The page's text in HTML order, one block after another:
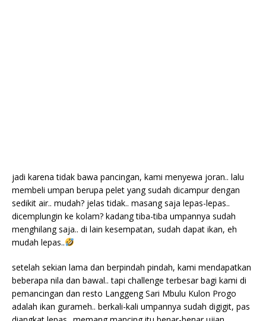
jadi karena tidak bawa pancingan, kami menyewa joran.. lalu
membeli umpan berupa pelet yang sudah dicampur dengan
sedikit air.. mudah? jelas tidak.. masang saja lepas-lepas..
dicemplungin ke kolam? kadang tiba-tiba umpannya sudah
menghilang saja.. di lain kesempatan, sudah dapat ikan, eh
mudah lepas..
setelah sekian lama dan berpindah pindah, kami mendapatkan
beberapa nila dan bawal.. tapi challenge terbesar bagi kami di
pemancingan dan resto Langgeng Sari Mbulu Kulon Progo
adalah ikan gurameh.. berkali-kali umpannya sudah digigit, pas